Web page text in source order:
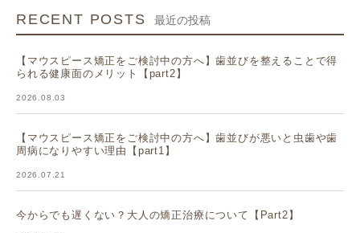
RECENT POSTS 最近の投稿
【マウスピース矯正をご検討中の方へ】歯並びを整えることで得
られる健康面のメリット【part2】
2026.08.03
【マウスピース矯正をご検討中の方へ】歯並びが悪いと虫歯や歯
周病になりやすい理由【part1】
2026.07.21
今からでも遅くない？大人の矯正治療について【Part2】